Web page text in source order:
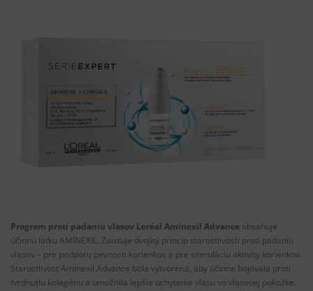
Program proti padaniu vlasov Loréal Aminexil Advance obsahuje
účinnú látku AMINEXIL. Zaisťuje dvojitý princíp starostlivosti proti padaniu
vlasov – pre podporu pevnosti korienkov a pre stimuláciu aktivity korienkov.
Starostlivosť Aminexil Advance bola vytvorená, aby účinne bojovala proti
tvrdnutiu kolagénu a umožnila lepšie uchytenie vlasu vo vlasovej pokožke.